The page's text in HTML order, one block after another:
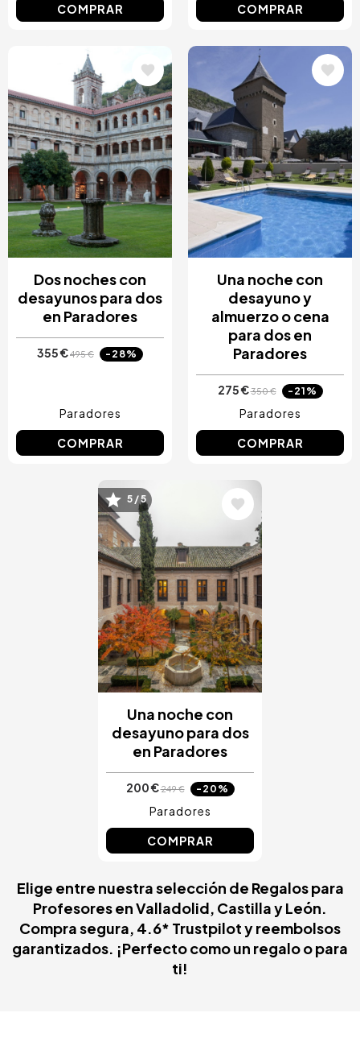
COMPRAR COMPRAR
Image
Dos noches con
desayunos para dos
en Paradores
355 €495 € -28%
Paradores
COMPRAR
Image
Una noche con
desayuno y
almuerzo o cena
para dos en
Paradores
275 €350 € -21%
Paradores
COMPRAR
Image
5 / 5
Una noche con
desayuno para dos
en Paradores
200 €249 € -20%
Paradores
COMPRAR
Elige entre nuestra selección de Regalos para
Profesores en Valladolid, Castilla y León.
Compra segura, 4.6* Trustpilot y reembolsos
garantizados. ¡Perfecto como un regalo o para
ti!